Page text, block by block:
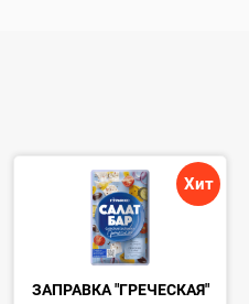
Хит
ЗАПРАВКА "ГРЕЧЕСКАЯ"